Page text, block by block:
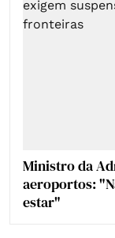
Ministro da
aeroportos:
estar"